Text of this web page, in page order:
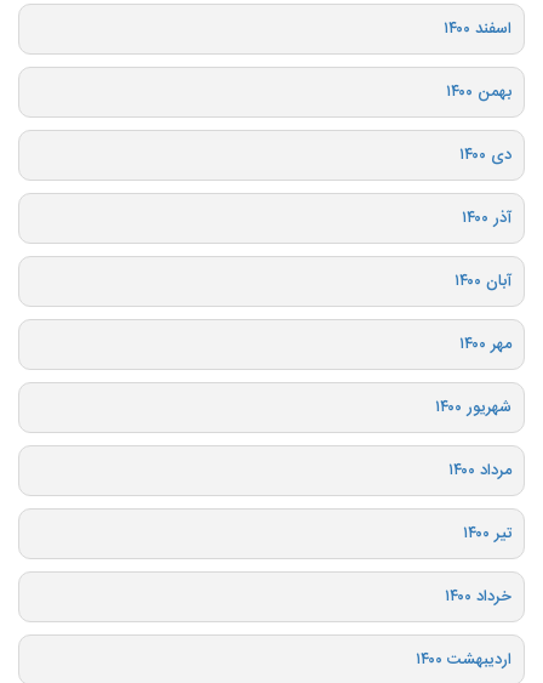
اسفند ۱۴۰۰
بهمن ۱۴۰۰
دی ۱۴۰۰
آذر ۱۴۰۰
آبان ۱۴۰۰
مهر ۱۴۰۰
شهریور ۱۴۰۰
مرداد ۱۴۰۰
تیر ۱۴۰۰
خرداد ۱۴۰۰
اردیبهشت ۱۴۰۰